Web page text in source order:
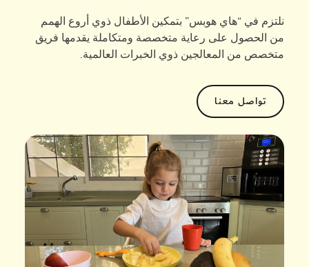
نلتزم في “هاي هوبس” بتمكين الأطفال ذوي أروع الهمم
من الحصول على رعاية متخصصة ومتكاملة يقدمها فريق
متخصص من المعالجين ذوي الخبرات العالمية.
تواصل معنا